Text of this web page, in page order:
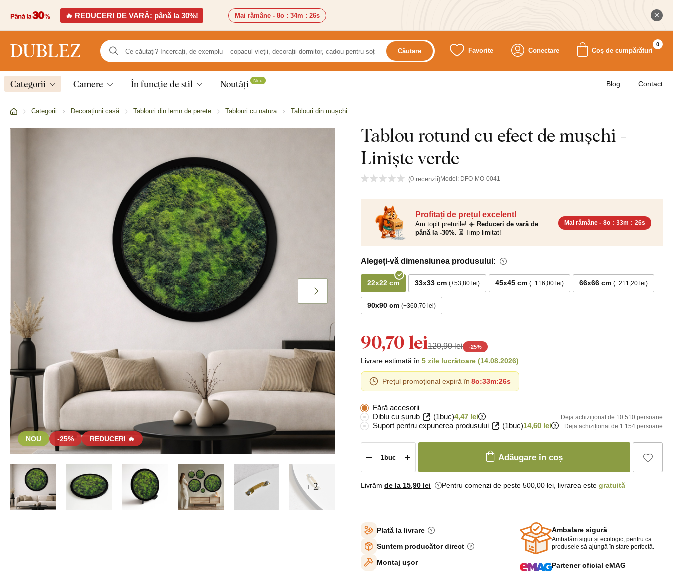
🔥 REDUCERI DE VARĂ: până la 30%! Mai rămâne - 8o : 34m : 25s
Căutare Favorite Conectare Coș de cumpărături
0
Categorii Camere În funcție de stil Noutăți Nou Blog Contact
Categorii Decorațiuni casă Tablouri din lemn de perete Tablouri cu natura Tablouri din mușchi
Tablou rotund cu efect de mușchi -
Liniște verde
(0 recenzii)Model: DFO-MO-0041
NOU -25% REDUCERI 🔥
+ 2
Profitați de prețul excelent!
Am topit prețurile! ☀️ Reduceri de vară de
până la -30%. ⏳ Timp limitat!
Mai rămâne - 8o : 33m : 25s
Alegeți-vă dimensiunea produsului:
22x22 cm 33x33 cm +53,80 lei 45x45 cm +116,00 lei 66x66 cm +211,20 lei
90x90 cm +360,70 lei
90,70 lei120,90 lei -25%
Livrare estimată în 5 zile lucrătoare (14.08.2026)
Prețul promoțional expiră în 8o:33m:25s
Fără accesorii
Diblu cu șurub
(1buc)4,47 lei Deja achiziționat de 10 510 persoane
Suport pentru expunerea produsului (1buc)14,60 lei Deja achiziționat de 1 154 persoane
Adăugare în coș
Livrăm de la 15,90 lei Pentru comenzi de peste 500,00 lei, livrarea este gratuită
Plată la livrare
Suntem producător direct
Montaj ușor
Ambalare sigură
Ambalăm sigur și ecologic, pentru ca
produsele să ajungă în stare perfectă.
Partener oficial eMAG